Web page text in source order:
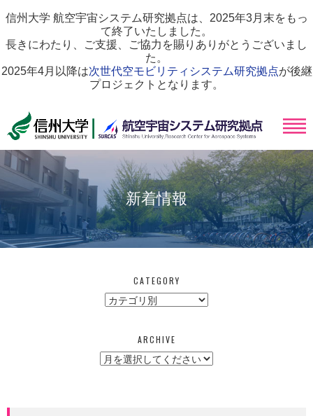
信州大学 航空宇宙システム研究拠点は、2025年3月末をもっ
て終了いたしました。
長きにわたり、ご支援、ご協力を賜りありがとうございまし
た。
2025年4月以降は次世代空モビリティシステム研究拠点が後継
プロジェクトとなります。
新着情報
CATEGORY
ARCHIVE